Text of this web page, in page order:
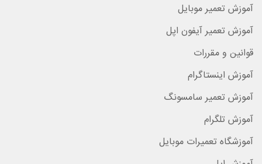
آموزش تعمیر موبایل
آموزش تعمیر آیفون اپل
قوانین و مقررات
آموزش اینستاگرام
آموزش تعمیر سامسونگ
آموزش تلگرام
آموزشگاه تعمیرات موبایل